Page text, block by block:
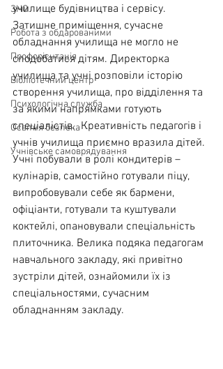
ЗНО
Робота з обдарованими
Профорієнтація
Бібліотечний центр
Психологічна служба
Освітня безпека
Учнівське самоврядування
училище будівництва і сервісу.
Затишне приміщення, сучасне
обладнання училища не могло не
сподобатися дітям. Директорка
училища та учні розповіли історію
створення училища, про відділення та
за якими напрямками готують
спеціалістів.  Креативність педагогів і
учнів училища приємно вразила дітей.
Учні побували в ролі кондитерів –
кулінарів, самостійно готували піцу,
випробовували себе як бармени,
офіціанти, готували та куштували
коктейлі, опановували спеціальність
плиточника. Велика подяка педагогам
навчального закладу, які привітно
зустріли дітей, ознайомили їх із
спеціальностями, сучасним
обладнанням закладу.